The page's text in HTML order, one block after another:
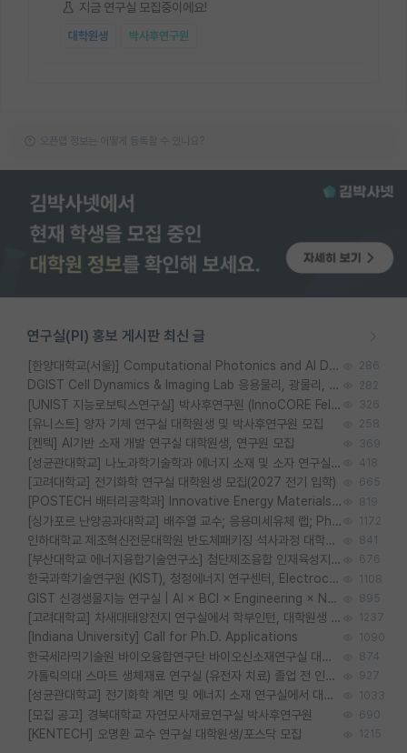
지금 연구실 모집중이에요!
대학원생 박사후연구원
오픈랩 정보는 어떻게 등록할 수 있나요?
연구실(PI) 홍보 게시판 최신 글
[한양대학교(서울)] Computational Photonics and AI Design Lab 대학원생 모집 286
DGIST Cell Dynamics & Imaging Lab 응용물리, 광물리, 양자, 생물물리 대학원생 모집 [삼성과제, 전문연TO] 282
[UNIST 지능로보틱스연구실] 박사후연구원 (InnoCORE Fellow) 모집 공고 326
[유니스트] 양자 기체 연구실 대학원생 및 박사후연구원 모집 258
[켄텍] AI기반 소재 개발 연구실 대학원생, 연구원 모집 369
[성균관대학교] 나노과학기술학과 에너지 소재 및 소자 연구실 대학원생 모집 418
[고려대학교] 전기화학 연구실 대학원생 모집(2027 전기 입학) 665
[POSTECH 배터리공학과] Innovative Energy Materials Lab 대학원생 모집 (특성화대학원) 819
[싱가포르 난양공과대학교] 배주열 교수; 응용미세유체 랩; PhD/Postdoc/Visiting 모집 1172
인하대학교 제조혁신전문대학원 반도체패키징 석사과정 대학원생 모집 841
[부산대학교 에너지융합기술연구소] 첨단제조융합 인재육성지원 박사후연구원 채용 (이진홍 교수님 연구실) 676
한국과학기술연구원 (KIST), 청정에너지 연구센터, Electrochemical Materials and Devices (Emd) Lab에서 학생을 모집합니다. (연,고대) 1108
GIST 신경생물지능 연구실 | AI × BCI × Engineering × Neuroscience 이노코어 Post-doc 모집 895
[고려대학교] 차새대태양전지 연구실에서 학부인턴, 대학원생 및 Post.Doc.을 모집합니다. 1237
[Indiana University] Call for Ph.D. Applications 1090
한국세라믹기술원 바이오융합연구단 바이오신소재연구실 대학원생/학부인턴 모집 874
가톨릭의대 스마트 생체재료 연구실 (유전자 치료) 졸업 전 인턴 및 대학원생 모집 927
[성균관대학교] 전기화학 계면 및 에너지 소재 연구실에서 대학원생을 모집합니다. 1033
[모집 공고] 경북대학교 자연모사재료연구실 박사후연구원 690
[KENTECH] 오명환 교수 연구실 대학원생/포스닥 모집 1215